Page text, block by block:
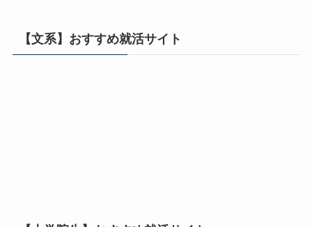
【文系】おすすめ就活サイト